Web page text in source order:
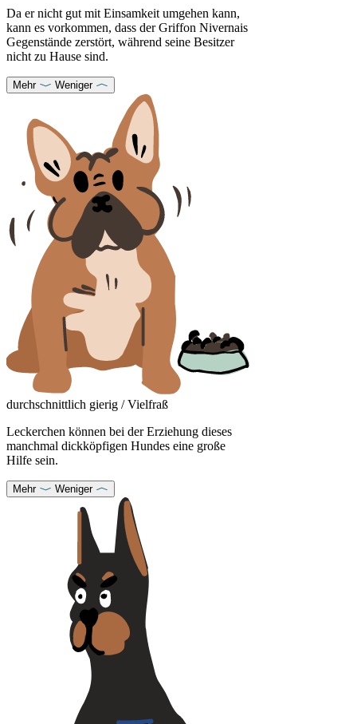
Da er nicht gut mit Einsamkeit umgehen kann,
kann es vorkommen, dass der Griffon Nivernais
Gegenstände zerstört, während seine Besitzer
nicht zu Hause sind.
Mehr Weniger
durchschnittlich gierig / Vielfraß
Leckerchen können bei der Erziehung dieses
manchmal dickköpfigen Hundes eine große
Hilfe sein.
Mehr Weniger